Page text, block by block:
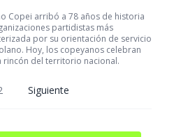
Copei arribó a 78 años de historia
partidistas más
por su orientación de servicio
Hoy, los copeyanos celebran
rincón del territorio nacional.
Siguiente